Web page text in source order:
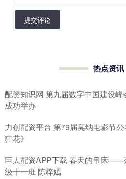
提交评论
热点资讯
配资知识网 第九届数字中国建设
成功举办
力创配资平台 第79届戛纳电影节
狂花》
巨人配资APP下载 春天的吊床——
级十一班 陈梓嫣